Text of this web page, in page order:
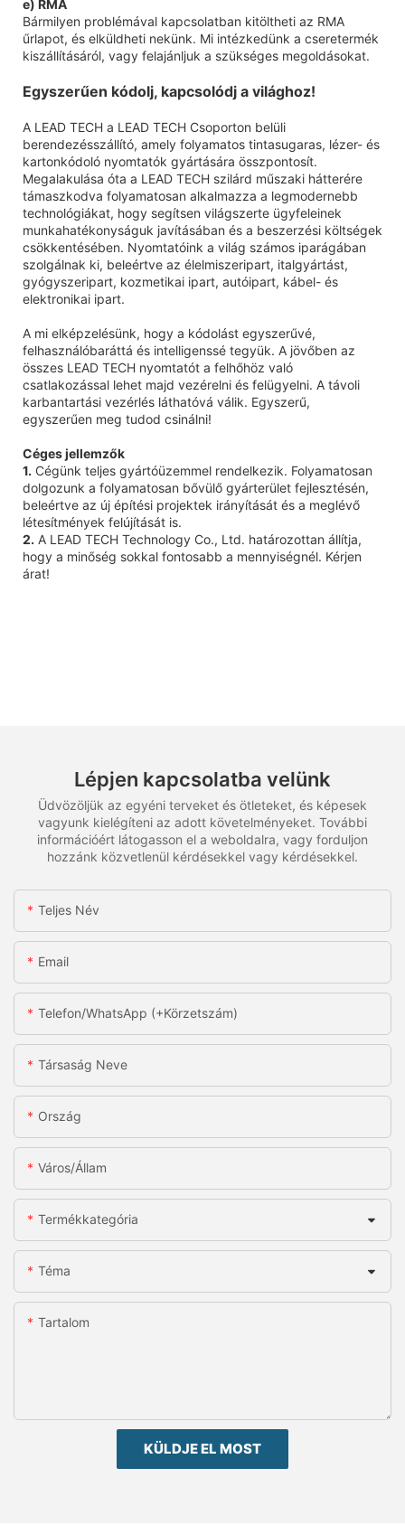
e) RMA
Bármilyen problémával kapcsolatban kitöltheti az RMA
űrlapot, és elküldheti nekünk. Mi intézkedünk a cseretermék
kiszállításáról, vagy felajánljuk a szükséges megoldásokat.
Egyszerűen kódolj, kapcsolódj a világhoz!
A LEAD TECH a LEAD TECH Csoporton belüli
berendezésszállító, amely folyamatos tintasugaras, lézer- és
kartonkódoló nyomtatók gyártására összpontosít.
Megalakulása óta a LEAD TECH szilárd műszaki hátterére
támaszkodva folyamatosan alkalmazza a legmodernebb
technológiákat, hogy segítsen világszerte ügyfeleinek
munkahatékonyságuk javításában és a beszerzési költségek
csökkentésében. Nyomtatóink a világ számos iparágában
szolgálnak ki, beleértve az élelmiszeripart, italgyártást,
gyógyszeripart, kozmetikai ipart, autóipart, kábel- és
elektronikai ipart.
A mi elképzelésünk, hogy a kódolást egyszerűvé,
felhasználóbaráttá és intelligenssé tegyük. A jövőben az
összes LEAD TECH nyomtatót a felhőhöz való
csatlakozással lehet majd vezérelni és felügyelni. A távoli
karbantartási vezérlés láthatóvá válik. Egyszerű,
egyszerűen meg tudod csinálni!
Céges jellemzők
1. Cégünk teljes gyártóüzemmel rendelkezik. Folyamatosan
dolgozunk a folyamatosan bővülő gyárterület fejlesztésén,
beleértve az új építési projektek irányítását és a meglévő
létesítmények felújítását is.
2. A LEAD TECH Technology Co., Ltd. határozottan állítja,
hogy a minőség sokkal fontosabb a mennyiségnél. Kérjen
árat!
Lépjen kapcsolatba velünk
Üdvözöljük az egyéni terveket és ötleteket, és képesek
vagyunk kielégíteni az adott követelményeket. További
információért látogasson el a weboldalra, vagy forduljon
hozzánk közvetlenül kérdésekkel vagy kérdésekkel.
Teljes Név
Email
Telefon/WhatsApp (+körzetszám)
Társaság Neve
Ország
Város/állam
Termékkategória
Téma
Tartalom
KÜLDJE EL MOST